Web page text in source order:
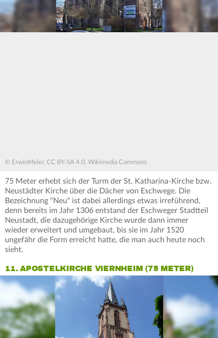
© ErwinMeier, CC BY-SA 4.0, Wikimedia Commons
75 Meter erhebt sich der Turm der St. Katharina-Kirche bzw.
Neustädter Kirche über die Dächer von Eschwege. Die
Bezeichnung "Neu" ist dabei allerdings etwas irreführend,
denn bereits im Jahr 1306 entstand der Eschweger Stadtteil
Neustadt, die dazugehörige Kirche wurde dann immer
wieder erweitert und umgebaut, bis sie im Jahr 1520
ungefähr die Form erreicht hatte, die man auch heute noch
sieht.
11. APOSTELKIRCHE VIERNHEIM (75 METER)